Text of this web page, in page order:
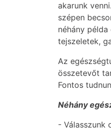
akarunk
szépen
néhány
tejszeletek,
Az
összetevőt
Fontos
Néhány
- Válasszunk